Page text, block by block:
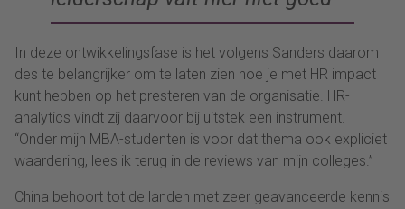
In deze ontwikkelingsfase is het volgens Sanders daarom
des te belangrijker om te laten zien hoe je met HR impact
kunt hebben op het presteren van de organisatie. HR-
analytics vindt zij daarvoor bij uitstek een instrument.
“Onder mijn MBA-studenten is voor dat thema ook expliciet
waardering, lees ik terug in de reviews van mijn colleges.”
China behoort tot de landen met zeer geavanceerde kennis